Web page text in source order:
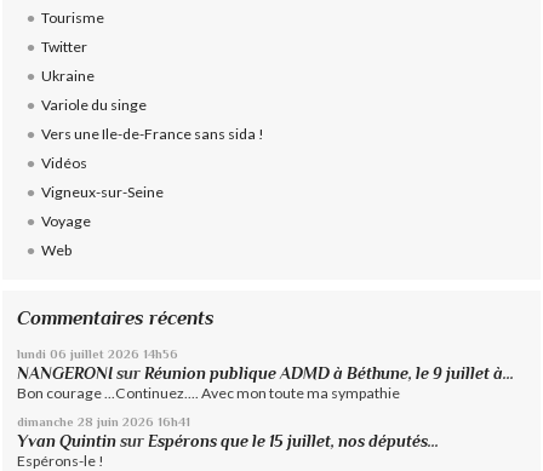
Tourisme
Twitter
Ukraine
Variole du singe
Vers une Ile-de-France sans sida !
Vidéos
Vigneux-sur-Seine
Voyage
Web
Commentaires récents
lundi 06 juillet 2026 14h56
NANGERONI surRéunion publique ADMD à Béthune, le 9 juillet à...
Bon courage ...Continuez.... Avec mon toute ma sympathie
dimanche 28 juin 2026 16h41
Yvan Quintin surEspérons que le 15 juillet, nos députés...
Espérons-le !